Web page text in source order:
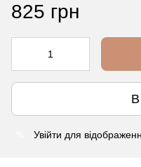
825 грн
В
Увійти для